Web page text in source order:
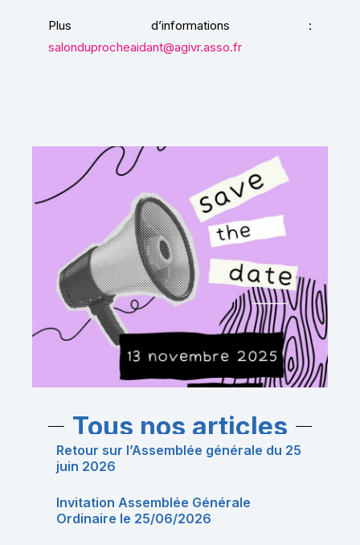
Plus d’informations :
salonduprocheaidant@agivr.asso.fr
Tous nos articles
Retour sur l’Assemblée générale du 25
juin 2026
Invitation Assemblée Générale
Ordinaire le 25/06/2026